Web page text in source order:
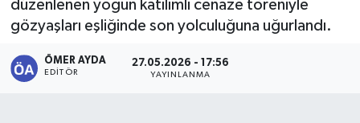
düzenlenen yoğun katılımlı cenaze töreniyle
gözyaşları eşliğinde son yolculuğuna uğurlandı.
ÖMER AYDA
EDITÖR
27.05.2026 - 17:56
YAYINLANMA
Sağlık
Tüm Manşetler